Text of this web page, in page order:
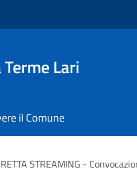
Lari
il Comune
STREAMING -